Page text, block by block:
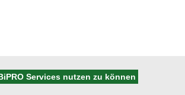
Services nutzen zu können